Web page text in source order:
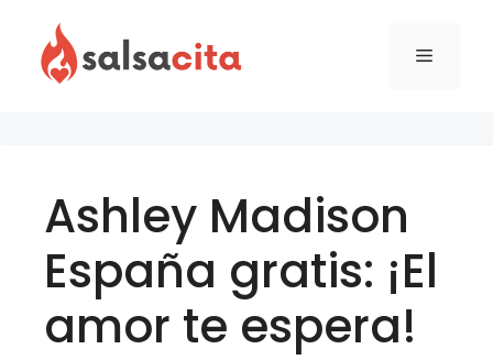
content
Menu
Ashley Madison
España gratis: ¡El
amor te espera!